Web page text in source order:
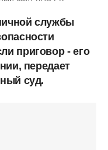
службы
приговор - его
передает
суд.